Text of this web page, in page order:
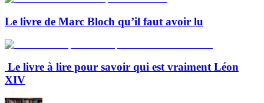
Le livre de Marc Bloch qu’il faut avoir lu
Le livre à lire pour savoir qui est vraiment Léon
XIV